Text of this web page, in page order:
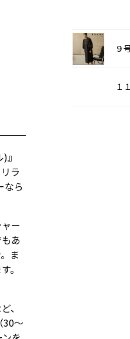
』
ラ
なら
ー
あ
ま
。
、
30～
９
１